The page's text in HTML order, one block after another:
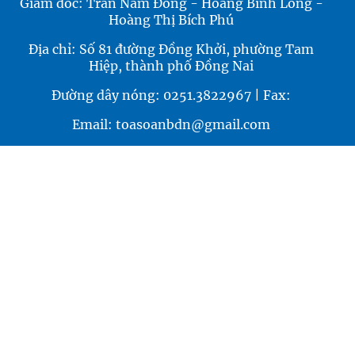
Giám đốc: Trần Nam Đông - Hoàng Bình Long -
Hoàng Thị Bích Phú
Địa chỉ: Số 81 đường Đồng Khởi, phường Tam
Hiệp, thành phố Đồng Nai
Đường dây nóng: 0251.3822967 | Fax:
Email: toasoanbdn@gmail.com